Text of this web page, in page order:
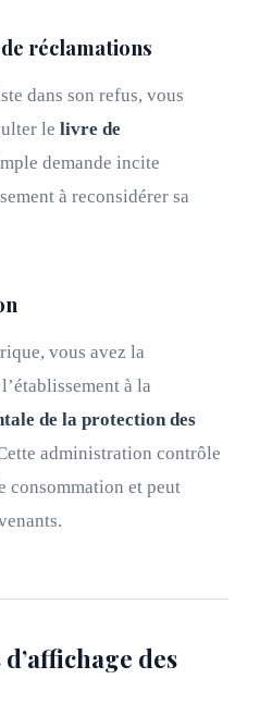
réclamations
dans son refus, vous
le livre de
demande incite
à reconsidérer sa
vous avez la
à la
de la protection des
administration contrôle
consommation et peut
des